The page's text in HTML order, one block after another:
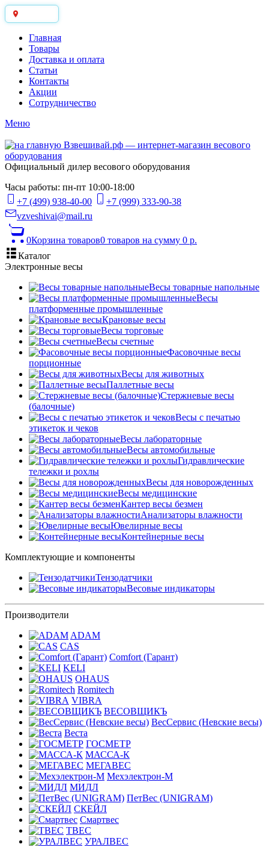
Главная
Товары
Доставка и оплата
Статьи
Контакты
Акции
Сотрудничество
Меню
Официальный дилер весового оборудования
Часы работы: пн-пт 10:00-18:00
+7 (499) 938-40-00
+7 (999) 333-90-38
vzveshivai@mail.ru
0Корзина товаров0 товаров на сумму 0 р.
Каталог
Электронные весы
Весы товарные напольные
Весы
платформенные промышленные
Крановые весы
Весы торговые
Весы счетные
Фасовочные весы
порционные
Весы для животных
Паллетные весы
Стержневые весы
(балочные)
Весы c печатью
этикеток и чеков
Весы лабораторные
Весы автомобильные
Гидравлические
тележки и рохлы
Весы для новорожденных
Весы медицинские
Кантер весы безмен
Анализаторы влажности
Ювелирные весы
Контейнерные весы
Комплектующие и компоненты
Тензодатчики
Весовые индикаторы
Производители
ADAM
CAS
Comfort (Гарант)
KELI
OHAUS
Romitech
VIBRA
ВЕСОВЩИКЪ
ВесСервис (Невские весы)
Веста
ГОСМЕТР
МАССА-К
МЕГАВЕС
Мехэлектрон-М
МИДЛ
ПетВес (UNIGRAM)
СКЕЙЛ
Смартвес
ТВЕС
УРАЛВЕС